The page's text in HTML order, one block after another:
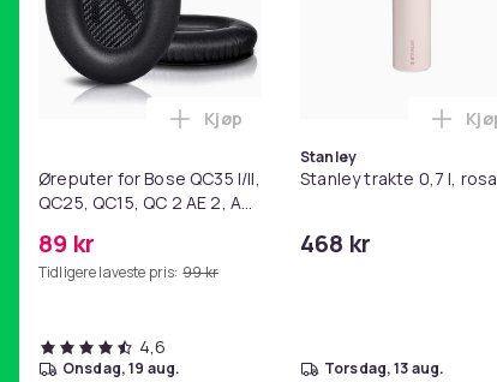
Øreputer for Bose QC35 I/II,
QC25, QC15, QC 2 AE 2, AE
SoundLink Black
89 kr
Tidligere laveste pris: 99 kr
Legg Øreputer for Bose QC35 I/II,
Kjøp
4,6
onsdag, 19 aug.
Stanley
Stanley trakte 0,7 l, rosa
468 kr
torsdag, 13 aug.